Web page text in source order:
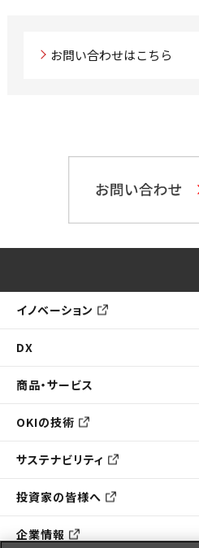
お問い合わせはこちら
イノベーション
DX
商品・サービス
OKIの技術
サステナビリティ
投資家の皆様へ
企業情報